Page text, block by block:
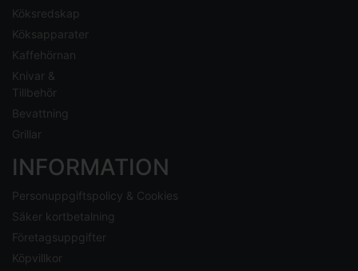
Köksredskap
Köksapparater
Kaffehörnan
Knivar &
Tillbehör
Bevattning
Grillar
INFORMATION
Personuppgiftspolicy & Cookies
Säker kortbetalning
Företagsuppgifter
Köpvillkor